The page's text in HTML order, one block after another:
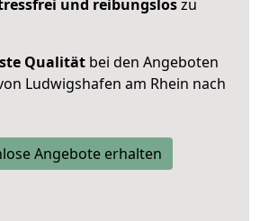
und reibungsloszu
Qualität bei den Angeboten
Ludwigshafen am Rhein nach
Angebote erhalten